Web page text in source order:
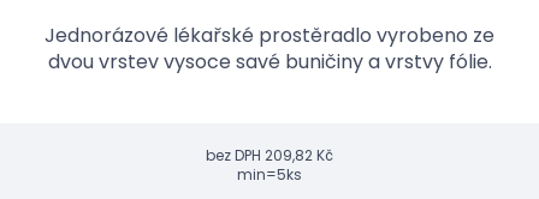
Jednorázové lékařské prostěradlo vyrobeno ze
dvou vrstev vysoce savé buničiny a vrstvy fólie.
bez DPH 209,82 Kč
min=5ks